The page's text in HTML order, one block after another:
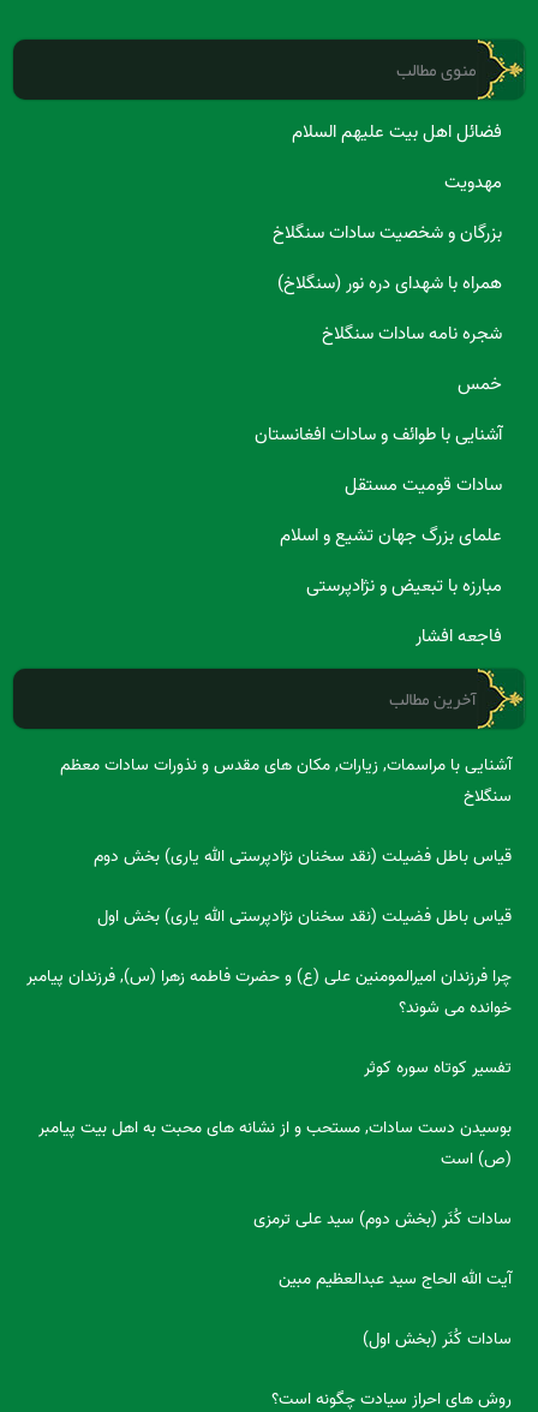
منوی مطالب
فضائل اهل بیت علیهم السلام
مهدویت
بزرگان و شخصیت سادات سنگلاخ
همراه با شهدای دره نور (سنگلاخ)
شجره نامه سادات سنگلاخ
خمس
آشنایی با طوائف و سادات افغانستان
سادات قومیت مستقل
علمای بزرگ جهان تشیع و اسلام
مبارزه با تبعیض و نژادپرستی
فاجعه افشار
آخرین مطالب
آشنایی با مراسمات, زیارات, مکان های مقدس و نذورات سادات معظم
سنگلاخ
قیاس باطل فضیلت (نقد سخنان نژادپرستی الله یاری) بخش دوم
قیاس باطل فضیلت (نقد سخنان نژادپرستی الله یاری) بخش اول
چرا فرزندان امیرالمومنین علی (ع) و حضرت فاطمه زهرا (س), فرزندان پیامبر
خوانده می شوند؟
تفسیر کوتاه سوره کوثر
بوسیدن دست سادات, مستحب و از نشانه های محبت به اهل بیت پیامبر
(ص) است
سادات کُنَر (بخش دوم) سید علی ترمزی
آیت الله الحاج سید عبدالعظیم مبین
سادات کُنَر (بخش اول)
روش های احراز سیادت چگونه است؟